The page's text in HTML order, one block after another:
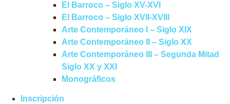
El Barroco – Siglo XV-XVI
El Barroco – Siglo XVII-XVIII
Arte Contemporáneo I – Siglo XIX
Arte Contemporáneo II – Siglo XX
Arte Contemporáneo III – Segunda Mitad
Siglo XX y XXI
Monográficos
Inscripción